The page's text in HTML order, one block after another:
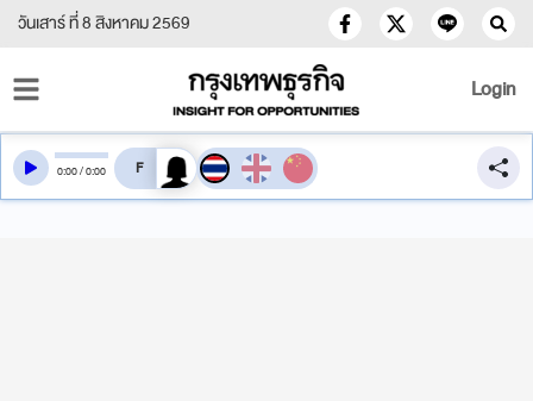
วันเสาร์ ที่ 8 สิงหาคม 2569
Login
0:00/0:00 สลับเสียงอ่าน